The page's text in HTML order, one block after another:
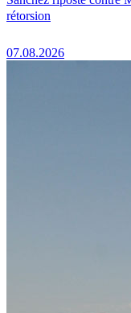
rétorsion
07.08.2026